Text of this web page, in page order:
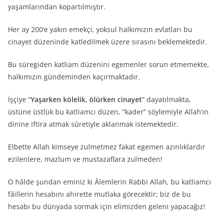
yaşamlarından kopartılmıştır.
Her ay 200’e yakın emekçi, yoksul halkımızın evlatları bu
cinayet düzeninde katledilmek üzere sırasını beklemektedir.
Bu süregiden katliam düzenini egemenler sorun etmemekte,
halkımızın gündeminden kaçırmaktadır.
İşçiye “Yaşarken kölelik, ölürken cinayet” dayatılmakta,
üstüne üstlük bu katliamcı düzen, “kader” söylemiyle Allah’ın
dinine iftira atmak sûretiyle aklanmak istemektedir.
Elbette Allah kimseye zulmetmez fakat egemen azınlıklardır
ezilenlere, mazlum ve mustazaflara zulmeden!
O hâlde şundan eminiz ki Âlemlerin Rabbi Allah, bu katliamcı
fâillerin hesabını ahirette mutlaka görecektir; biz de bu
hesabı bu dünyada sormak için elimizden geleni yapacağız!